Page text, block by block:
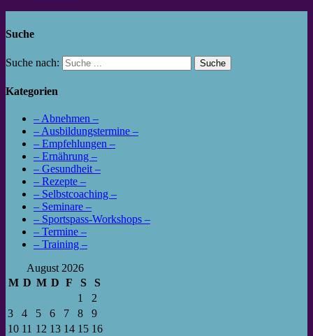
Suche
Suche nach:
Kategorien
– Abnehmen –
– Ausbildungstermine –
– Empfehlungen –
– Ernährung –
– Gesundheit –
– Rezepte –
– Selbstcoaching –
– Seminare –
– Sportspass-Workshops –
– Termine –
– Training –
August 2026
M D M D F S
S
1
2
3
4 5 6 7 8
9
10 11 12 13 14 15 16